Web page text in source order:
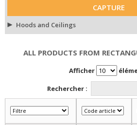
CAPTURE
Hoods and Ceilings
ALL PRODUCTS FROM
Afficher
Rechercher :